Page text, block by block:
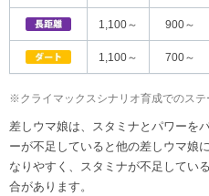
1,100～ 900～
1,100～ 700～
※クライマックスシナリオ育成でのス
差しウマ娘は、スタミナとパワーを
ーが不足していると他の差しウマ娘
なりやすく、スタミナが不足してい
合があります。